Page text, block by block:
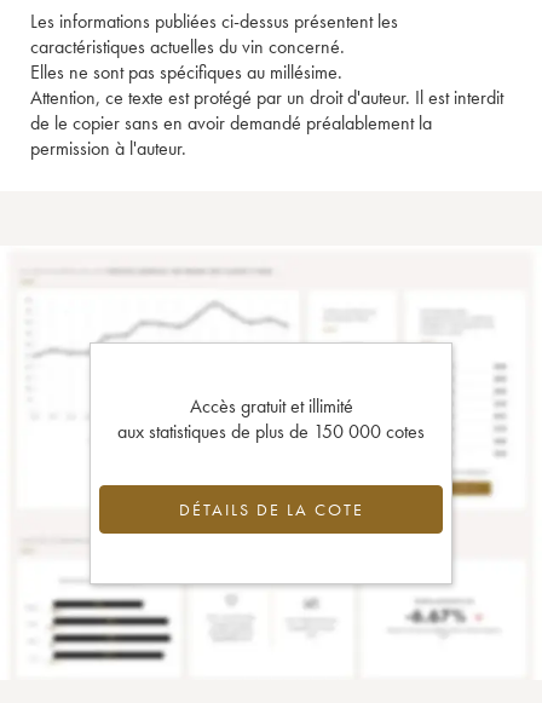
Les informations publiées ci-dessus présentent les
caractéristiques actuelles du vin concerné.
Elles ne sont pas spécifiques au millésime.
Attention, ce texte est protégé par un droit d'auteur. Il est interdit
de le copier sans en avoir demandé préalablement la
permission à l'auteur.
Accès gratuit et illimité
aux statistiques de plus de 150 000 cotes
DÉTAILS DE LA COTE